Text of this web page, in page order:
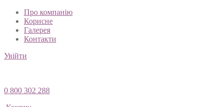
Про компанію
Корисне
Галерея
Контакти
Увійти
0 800 302 288